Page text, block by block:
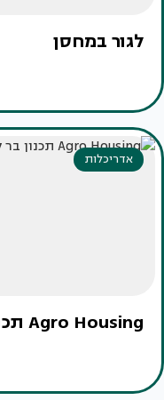
לגור במחסן
אדריכלות
Agro Housing תכנון בר קיימא